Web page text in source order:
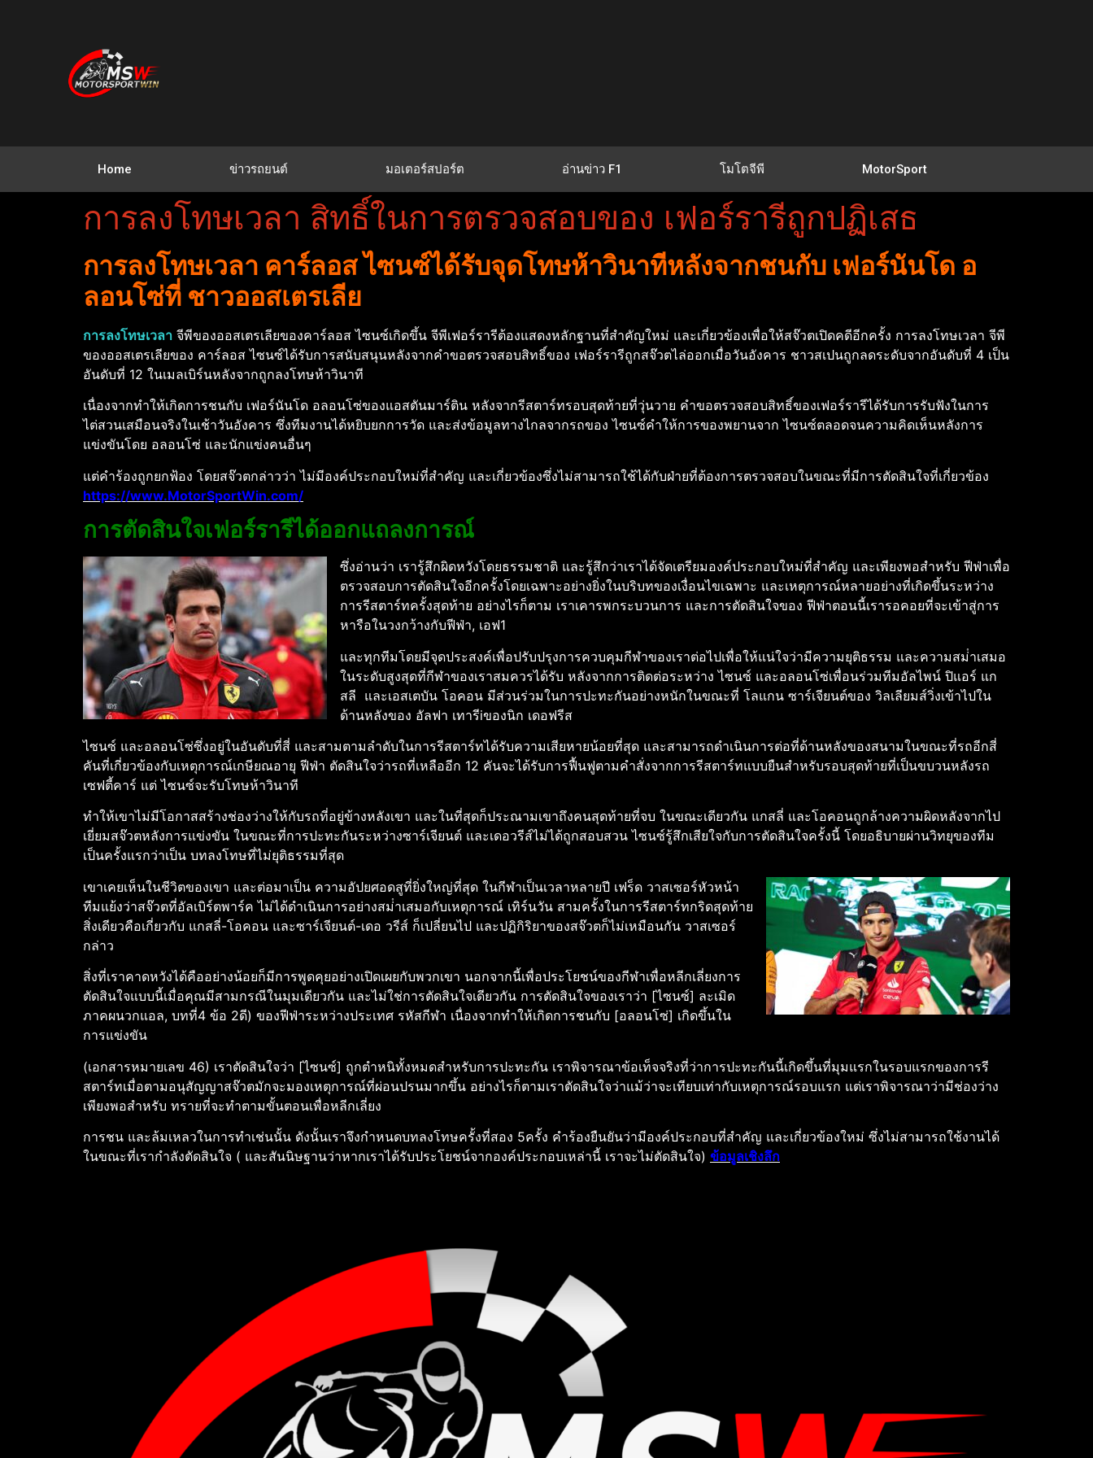
Home ข่าวรถยนต์ มอเตอร์สปอร์ต อ่านข่าว F1 โมโตจีพี MotorSport
การลงโทษเวลา สิทธิ์ในการตรวจสอบของ เฟอร์รารีถูกปฏิเสธ
การลงโทษเวลา คาร์ลอส ไซนซ์ได้รับจุดโทษห้าวินาทีหลังจากชนกับ เฟอร์นันโด อ
ลอนโซ่ที่ ชาวออสเตรเลีย
การลงโทษเวลา จีพีของออสเตรเลียของคาร์ลอส ไซนซ์เกิดขึ้น จีพีเฟอร์รารีต้องแสดงหลักฐานที่สําคัญใหม่ และเกี่ยวข้องเพื่อให้สจ๊วตเปิดคดีอีกครั้ง การลงโทษเวลา จีพี
ของออสเตรเลียของ คาร์ลอส ไซนซ์ได้รับการสนับสนุนหลังจากคําขอตรวจสอบสิทธิ์ของ เฟอร์รารีถูกสจ๊วตไล่ออกเมื่อวันอังคาร ชาวสเปนถูกลดระดับจากอันดับที่ 4 เป็น
อันดับที่ 12 ในเมลเบิร์นหลังจากถูกลงโทษห้าวินาที
เนื่องจากทําให้เกิดการชนกับ เฟอร์นันโด อลอนโซ่ของแอสตันมาร์ติน หลังจากรีสตาร์ทรอบสุดท้ายที่วุ่นวาย คําขอตรวจสอบสิทธิ์ของเฟอร์รารีได้รับการรับฟังในการ
ไต่สวนเสมือนจริงในเช้าวันอังคาร ซึ่งทีมงานได้หยิบยกการวัด และส่งข้อมูลทางไกลจากรถของ ไซนซ์คําให้การของพยานจาก ไซนซ์ตลอดจนความคิดเห็นหลังการ
แข่งขันโดย อลอนโซ่ และนักแข่งคนอื่นๆ
แต่คําร้องถูกยกฟ้อง โดยสจ๊วตกล่าวว่า ไม่มีองค์ประกอบใหม่ที่สําคัญ และเกี่ยวข้องซึ่งไม่สามารถใช้ได้กับฝ่ายที่ต้องการตรวจสอบในขณะที่มีการตัดสินใจที่เกี่ยวข้อง
https://www.MotorSportWin.com/
การตัดสินใจเฟอร์รารีได้ออกแถลงการณ์
ซึ่งอ่านว่า เรารู้สึกผิดหวังโดยธรรมชาติ และรู้สึกว่าเราได้จัดเตรียมองค์ประกอบใหม่ที่สําคัญ และเพียงพอสําหรับ ฟีฟ่าเพื่อ
ตรวจสอบการตัดสินใจอีกครั้งโดยเฉพาะอย่างยิ่งในบริบทของเงื่อนไขเฉพาะ และเหตุการณ์หลายอย่างที่เกิดขึ้นระหว่าง
การรีสตาร์ทครั้งสุดท้าย อย่างไรก็ตาม เราเคารพกระบวนการ และการตัดสินใจของ ฟีฟ่าตอนนี้เรารอคอยที่จะเข้าสู่การ
หารือในวงกว้างกับฟีฟ่า, เอฟ1
และทุกทีมโดยมีจุดประสงค์เพื่อปรับปรุงการควบคุมกีฬาของเราต่อไปเพื่อให้แน่ใจว่ามีความยุติธรรม และความสม่ําเสมอ
ในระดับสูงสุดที่กีฬาของเราสมควรได้รับ หลังจากการติดต่อระหว่าง ไซนซ์ และอลอนโซ่เพื่อนร่วมทีมอัลไพน์ ปิแอร์ แก
สลี และเอสเตบัน โอคอน มีส่วนร่วมในการปะทะกันอย่างหนักในขณะที่ โลแกน ซาร์เจียนต์ของ วิลเลียมส์วิ่งเข้าไปใน
ด้านหลังของ อัลฟา เทารีiของนิก เดอฟรีส
ไซนซ์ และอลอนโซ่ซึ่งอยู่ในอันดับที่สี่ และสามตามลําดับในการรีสตาร์ทได้รับความเสียหายน้อยที่สุด และสามารถดําเนินการต่อที่ด้านหลังของสนามในขณะที่รถอีกสี่
คันที่เกี่ยวข้องกับเหตุการณ์เกษียณอายุ ฟีฟ่า ตัดสินใจว่ารถที่เหลืออีก 12 คันจะได้รับการฟื้นฟูตามคําสั่งจากการรีสตาร์ทแบบยืนสําหรับรอบสุดท้ายที่เป็นขบวนหลังรถ
เซฟตี้คาร์ แต่ ไซนซ์จะรับโทษห้าวินาที
ทําให้เขาไม่มีโอกาสสร้างช่องว่างให้กับรถที่อยู่ข้างหลังเขา และในที่สุดก็ประณามเขาถึงคนสุดท้ายที่จบ ในขณะเดียวกัน แกสลี่ และโอคอนถูกล้างความผิดหลังจากไป
เยี่ยมสจ๊วตหลังการแข่งขัน ในขณะที่การปะทะกันระหว่างซาร์เจียนต์ และเดอวรีส์ไม่ได้ถูกสอบสวนไซนซ์รู้สึกเสียใจกับการตัดสินใจครั้งนี้ โดยอธิบายผ่านวิทยุของทีม
เป็นครั้งแรกว่าเป็น บทลงโทษที่ไม่ยุติธรรมที่สุด
เขาเคยเห็นในชีวิตของเขา และต่อมาเป็น ความอัปยศอดสูที่ยิ่งใหญ่ที่สุด ในกีฬาเป็นเวลาหลายปี เฟร็ด วาสเซอร์หัวหน้า
ทีมแย้งว่าสจ๊วตที่อัลเบิร์ตพาร์ค ไม่ได้ดําเนินการอย่างสม่ําเสมอกับเหตุการณ์ เทิร์นวัน สามครั้งในการรีสตาร์ทกริดสุดท้าย
สิ่งเดียวคือเกี่ยวกับ แกสลี่-โอคอน และซาร์เจียนต์-เดอ วรีส์ ก็เปลี่ยนไป และปฏิกิริยาของสจ๊วตก็ไม่เหมือนกัน วาสเซอร์
กล่าว
สิ่งที่เราคาดหวังได้คืออย่างน้อยก็มีการพูดคุยอย่างเปิดเผยกับพวกเขา นอกจากนี้เพื่อประโยชน์ของกีฬาเพื่อหลีกเลี่ยงการ
ตัดสินใจแบบนี้เมื่อคุณมีสามกรณีในมุมเดียวกัน และไม่ใช่การตัดสินใจเดียวกัน การตัดสินใจของเราว่า [ไซนซ์] ละเมิด
ภาคผนวกแอล, บทที่4 ข้อ 2ดี) ของฟีฟ่าระหว่างประเทศ รหัสกีฬา เนื่องจากทําให้เกิดการชนกับ [อลอนโซ่] เกิดขึ้นใน
การแข่งขัน
(เอกสารหมายเลข 46) เราตัดสินใจว่า [ไซนซ์] ถูกตําหนิทั้งหมดสําหรับการปะทะกัน เราพิจารณาข้อเท็จจริงที่ว่าการปะทะกันนี้เกิดขึ้นที่มุมแรกในรอบแรกของการรี
สตาร์ทเมื่อตามอนุสัญญาสจ๊วตมักจะมองเหตุการณ์ที่ผ่อนปรนมากขึ้น อย่างไรก็ตามเราตัดสินใจว่าแม้ว่าจะเทียบเท่ากับเหตุการณ์รอบแรก แต่เราพิจารณาว่ามีช่องว่าง
เพียงพอสําหรับ ทรายที่จะทําตามขั้นตอนเพื่อหลีกเลี่ยง
การชน และล้มเหลวในการทําเช่นนั้น ดังนั้นเราจึงกําหนดบทลงโทษครั้งที่สอง 5ครั้ง คําร้องยืนยันว่ามีองค์ประกอบที่สําคัญ และเกี่ยวข้องใหม่ ซึ่งไม่สามารถใช้งานได้
ในขณะที่เรากําลังตัดสินใจ ( และสันนิษฐานว่าหากเราได้รับประโยชน์จากองค์ประกอบเหล่านี้ เราจะไม่ตัดสินใจ) ข้อมูลเชิงลึก